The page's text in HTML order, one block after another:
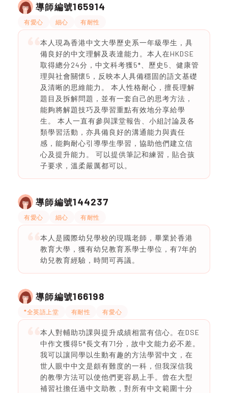
導師編號165914
有愛心 細心 有耐性
本人現為香港中文大學歷史系一年級學生，具
備良好的中文理解及表達能力。本人在HKDSE
取得總分24分，中文科考獲5*、歷史5、健康管
理與社會關懷5，反映本人具備穩固的語文基礎
及清晰的思維能力。 本人性格耐心，擅長理解
題目及拆解問題，並有一套自己的思考方法，
能夠將解題技巧及學習重點有效地分享給學
生。 本人一直有參與課堂報告、小組討論及各
類學習活動，亦具備良好的溝通能力與責任
感，能夠耐心引導學生學習，協助他們建立信
心及提升能力。 可以提供筆記和練習，貼合孩
子要求，溫柔嚴厲都可以。
導師編號144237
有愛心 細心 有耐性
本人是國際幼兒學校的現職老師，畢業於香港
教育大學，獲有幼兒教育系學士學位，有7年的
幼兒教育經驗，時間可再議。
導師編號166198
*全英語上堂 有耐性 有愛心
本人對輔助功課與提升成績相當有信心。在DSE
中作文獲得5*長文有71分，故中文能力必不差。
我可以讓同學以生動有趣的方法學習中文，在
世人眼中中文是頗有難度的一科，但我深信我
的教學方法可以使他們更容易上手。曾在大型
補習社擔任過中文助教，對所有中文範圍十分